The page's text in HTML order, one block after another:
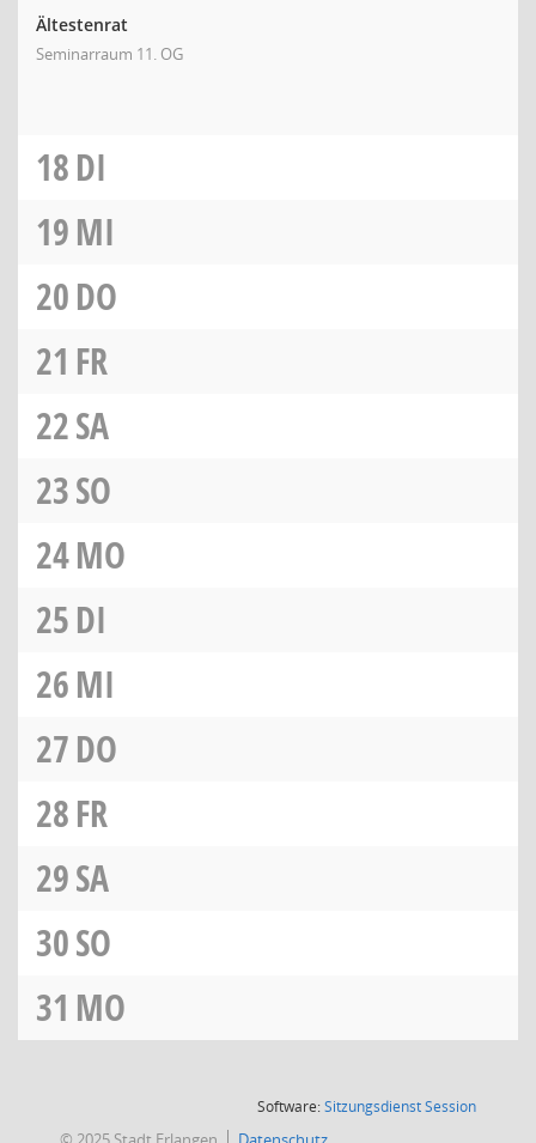
Ältestenrat
Seminarraum 11. OG
18DI
19MI
20DO
21 FR
22SA
23SO
24MO
25DI
26MI
27DO
28FR
29SA
30SO
31 MO
Software:SitzungsdienstSession(Wird in